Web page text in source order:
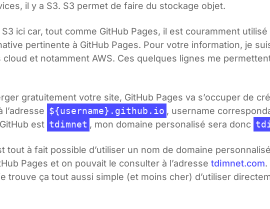
il y a S3. S3 permet de faire du stockage objet.
S3 ici car, tout comme GitHub Pages, il est couramment
pertinente à GitHub Pages. Pour votre information, je
et notamment AWS. Ces quelques lignes me
gratuitement votre site, GitHub Pages va s’occuper de
l’adresse ${username}.github.io , username
est tdimnet , mon domaine personalisé sera donc
tout à fait possible d’utiliser un nom de domaine
Pages et on pouvait le consulter à l’adresse tdimnet.com.
trouve ça tout aussi simple (et moins cher) d’utiliser